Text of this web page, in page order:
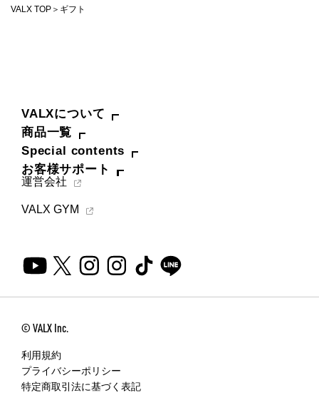
お知らせ一覧
お問い合わせ
Special contents
コミュニティサイト
VALX "FUN" LIVE!
POWER OF HUMAN
ドラッグストア x VALX
VALX TOP ギフト
VALXについて
商品一覧
Special contents
お客様サポート
運営会社
VALX GYM
© VALX Inc.
利用規約
プライバシーポリシー
特定商取引法に基づく表記